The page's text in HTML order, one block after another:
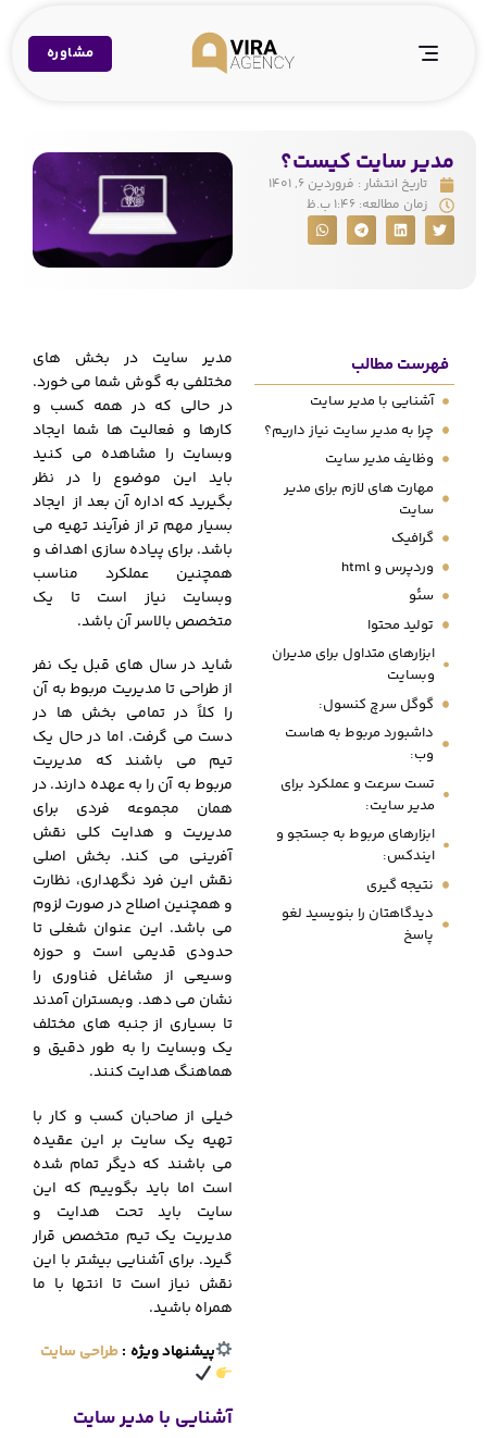
مشاوره
مدیر سایت کیست؟
تاریخ انتشار : فروردین ۶, ۱۴۰۱
زمان مطالعه: ۱:۴۶ ب.ظ
فهرست مطالب
آشنایی با مدیر سایت
چرا به مدیر سایت نیاز داریم؟
وظایف مدیر سایت
مهارت های لازم برای مدیر
سایت
گرافیک
وردپرس و html
سئو
تولید محتوا
ابزارهای متداول برای مدیران
وبسایت
گوگل سرچ کنسول:
داشبورد مربوط به هاست
وب:
تست سرعت و عملکرد برای
مدیر سایت:
ابزارهای مربوط به جستجو و
ایندکس:
نتیجه گیری
دیدگاهتان را بنویسید لغو
پاسخ
مدیر سایت در بخش های
مختلفی به گوش شما می خورد.
در حالی که در همه کسب و
کارها و فعالیت ها شما ایجاد
وبسایت را مشاهده می کنید
باید این موضوع را در نظر
بگیرید که اداره آن بعد از ایجاد
بسیار مهم تر از فرآیند تهیه می
باشد. برای پیاده سازی اهداف و
همچنین عملکرد مناسب
وبسایت نیاز است تا یک
متخصص بالاسر آن باشد.
شاید در سال های قبل یک نفر
از طراحی تا مدیریت مربوط به آن
را کلاً در تمامی بخش ها در
دست می گرفت. اما در حال یک
تیم می باشند که مدیریت
مربوط به آن را به عهده دارند. در
همان مجموعه فردی برای
مدیریت و هدایت کلی نقش
آفرینی می کند. بخش اصلی
نقش این فرد نگهداری، نظارت
و همچنین اصلاح در صورت لزوم
می باشد. این عنوان شغلی تا
حدودی قدیمی است و حوزه
وسیعی از مشاغل فناوری را
نشان می دهد. وبمستران آمدند
تا بسیاری از جنبه های مختلف
یک وبسایت را به طور دقیق و
هماهنگ هدایت کنند.
خیلی از صاحبان کسب و کار با
تهیه یک سایت بر این عقیده
می باشند که دیگر تمام شده
است اما باید بگوییم که این
سایت باید تحت هدایت و
مدیریت یک تیم متخصص قرار
گیرد. برای آشنایی بیشتر با این
نقش نیاز است تا انتها با ما
همراه باشید.
پیشنهاد ویژه :طراحی سایت
آشنایی با مدیر سایت